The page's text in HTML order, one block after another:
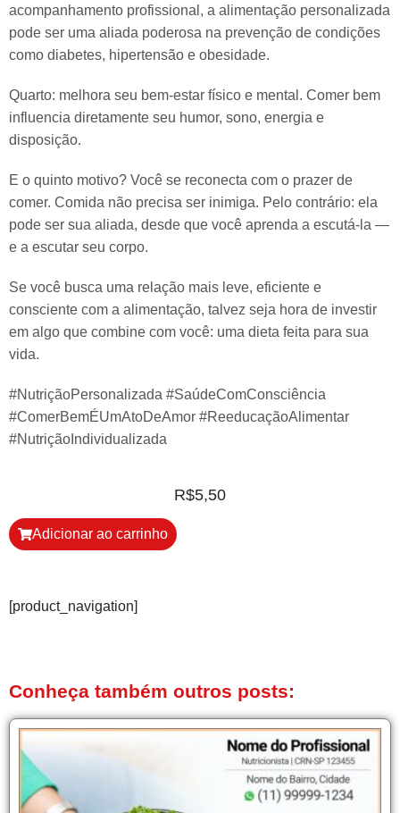
acompanhamento profissional, a alimentação personalizada
pode ser uma aliada poderosa na prevenção de condições
como diabetes, hipertensão e obesidade.
Quarto: melhora seu bem-estar físico e mental. Comer bem
influencia diretamente seu humor, sono, energia e
disposição.
E o quinto motivo? Você se reconecta com o prazer de
comer. Comida não precisa ser inimiga. Pelo contrário: ela
pode ser sua aliada, desde que você aprenda a escutá-la —
e a escutar seu corpo.
Se você busca uma relação mais leve, eficiente e
consciente com a alimentação, talvez seja hora de investir
em algo que combine com você: uma dieta feita para sua
vida.
#NutriçãoPersonalizada #SaúdeComConsciência
#ComerBemÉUmAtoDeAmor #ReeducaçãoAlimentar
#NutriçãoIndividualizada
R$5,50
Adicionar ao carrinho
[product_navigation]
Conheça também outros posts: